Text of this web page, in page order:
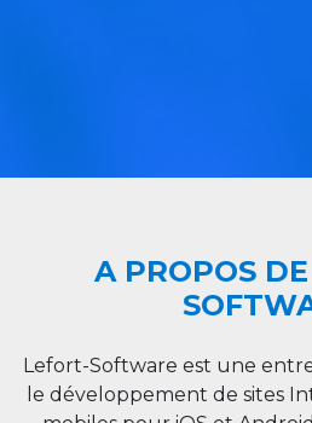
A PROPOS
Lefort-Software est une
le développement de sites